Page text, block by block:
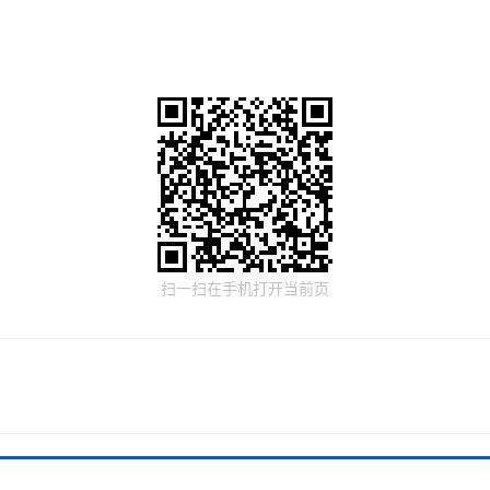
扫一扫在手机打开当前页